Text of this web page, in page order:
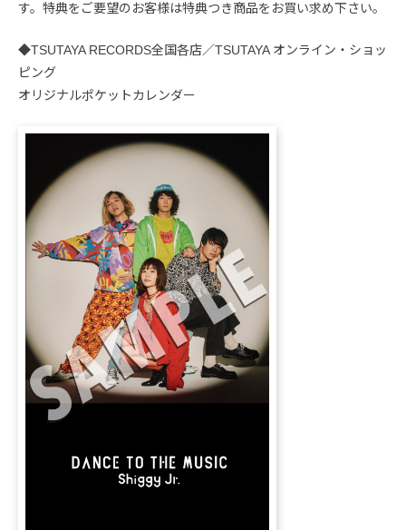
す。特典をご要望のお客様は特典つき商品をお買い求め下さい。
◆TSUTAYA RECORDS全国各店／TSUTAYA オンライン・ショッ
ピング
オリジナルポケットカレンダー